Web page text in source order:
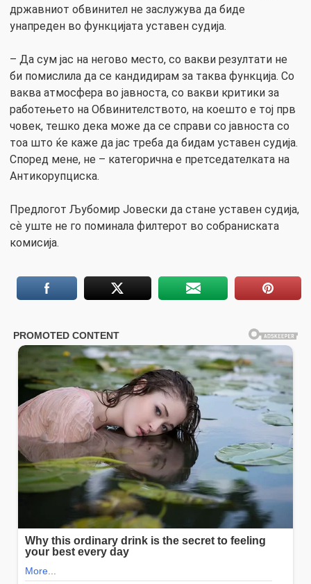
државниот обвинител не заслужува да биде
унапреден во функцијата уставен судија.
– Да сум јас на негово место, со вакви резултати не
би помислила да се кандидирам за таква функција. Со
ваква атмосфера во јавноста, со вакви критики за
работењето на Обвинителството, на коешто е тој прв
човек, тешко дека може да се справи со јавноста со
тоа што ќе каже да јас треба да бидам уставен судија.
Според мене, не – категорична е претседателката на
Антикорупциска.
Предлогот Љубомир Јовески да стане уставен судија,
сѐ уште не го поминала филтерот во собраниската
комисија.